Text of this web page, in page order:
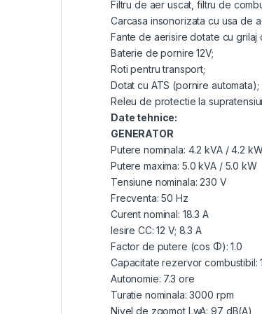
Filtru de aer uscat, filtru de
Carcasa insonorizata cu usa de
Fante de aerisire dotate cu
Baterie de pornire 12V;
Roti pentru transport;
Dotat cu ATS (pornire automata);
Releu de protectie la
Date tehnice:
GENERATOR
Putere nominala: 4.2 kVA / 4.2
Putere maxima: 5.0 kVA / 5.0 kW
Tensiune nominala: 230 V
Frecventa: 50 Hz
Curent nominal: 18.3 A
Iesire CC: 12 V; 8.3 A
Factor de putere (cos Φ): 1.0
Capacitate rezervor combustibil:
Autonomie: 7.3 ore
Turatie nominala: 3000 rpm
Nivel de zgomot LwA: 97 dB(A)